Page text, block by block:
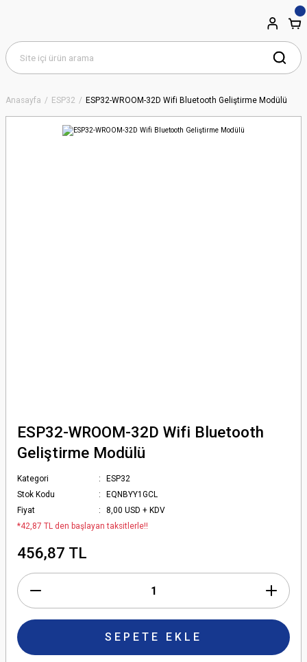
Anasayfa ESP32 ESP32-WROOM-32D Wifi Bluetooth Geliştirme Modülü
ESP32-WROOM-32D Wifi Bluetooth
Geliştirme Modülü
Kategori
ESP32
Stok Kodu
EQNBYY1GCL
Fiyat
8,00 USD + KDV
*42,87 TL den başlayan taksitlerle!!
456,87 TL
SEPETE EKLE